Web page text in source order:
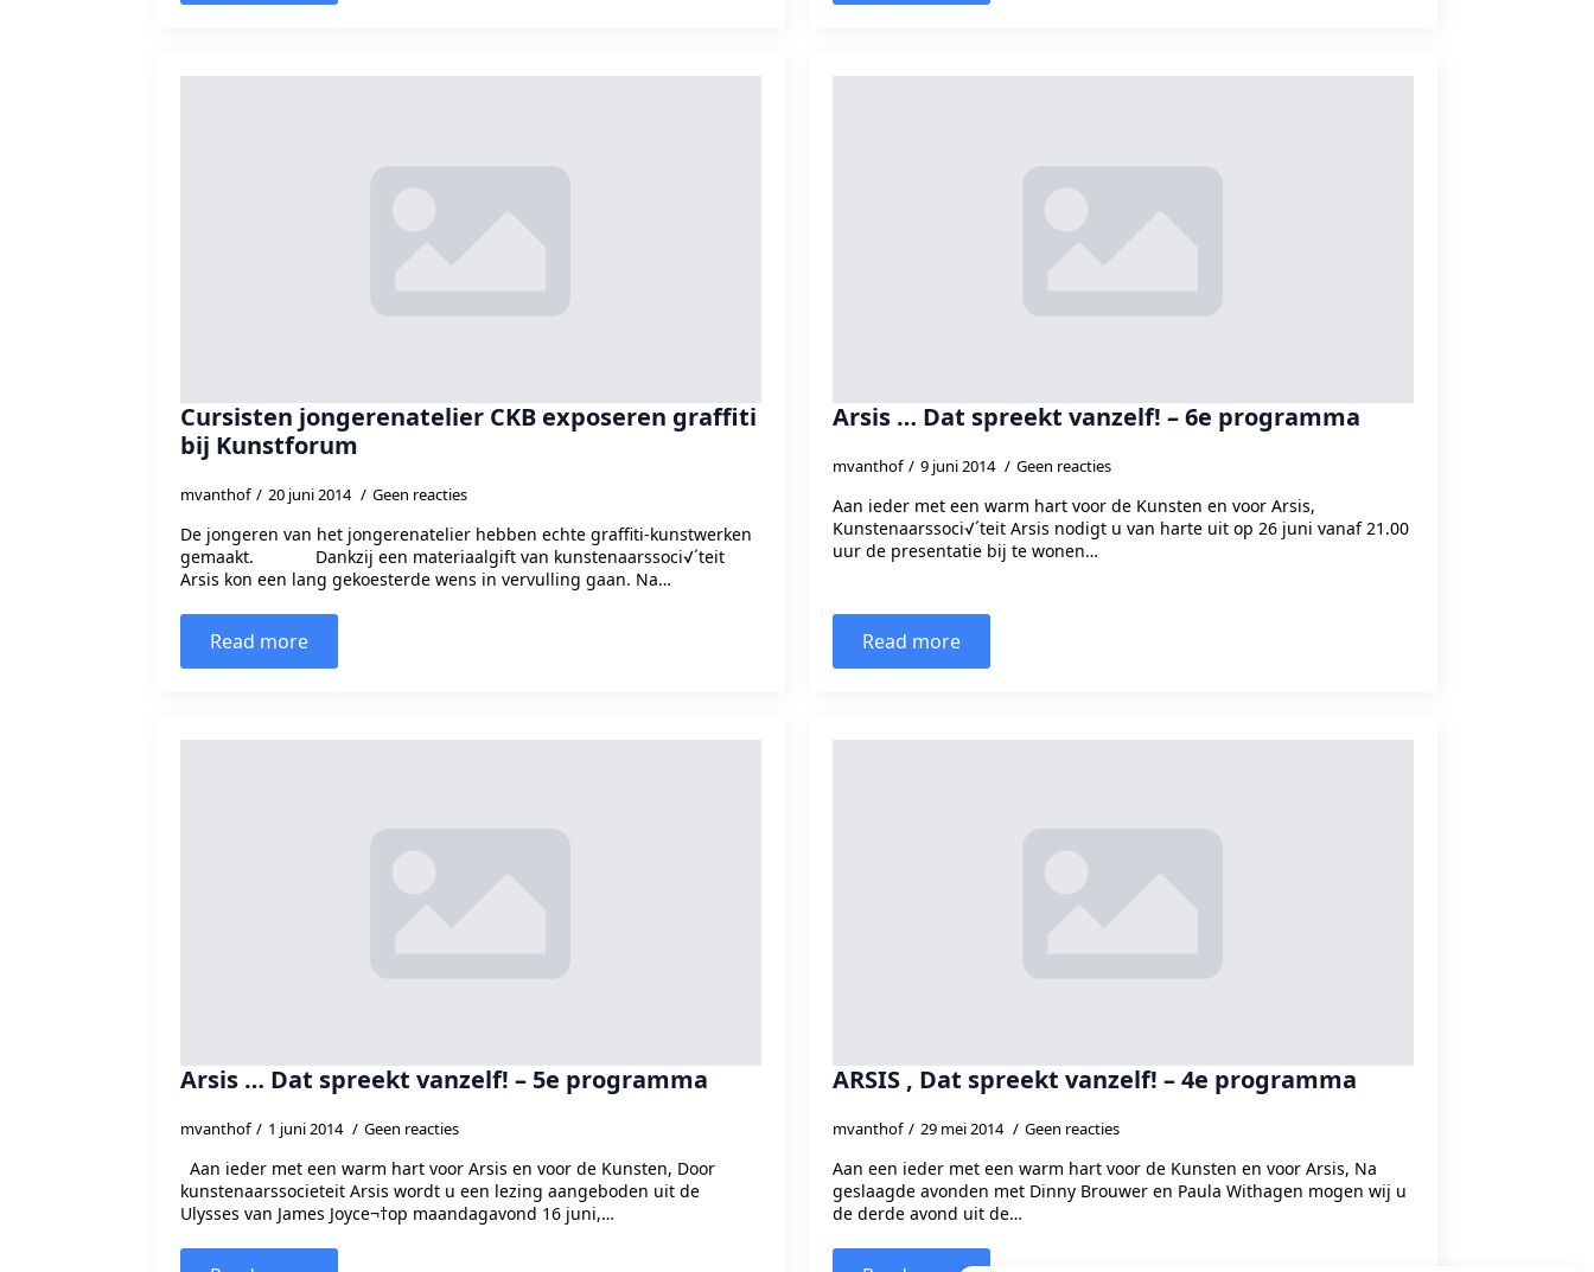
Cursisten jongerenatelier CKB exposeren graffiti
bij Kunstforum
mvanthof 20 juni 2014 Geen reacties
De jongeren van het jongerenatelier hebben echte graffiti-kunstwerken
gemaakt. Dankzij een materiaalgift van kunstenaarssoci√´teit
Arsis kon een lang gekoesterde wens in vervulling gaan. Na…
Read more
Arsis … Dat spreekt vanzelf! – 6e programma
mvanthof 9 juni 2014 Geen reacties
Aan ieder met een warm hart voor de Kunsten en voor Arsis,
Kunstenaarssoci√´teit Arsis nodigt u van harte uit op 26 juni vanaf 21.00
uur de presentatie bij te wonen…
Read more
Arsis … Dat spreekt vanzelf! – 5e programma
mvanthof 1 juni 2014 Geen reacties
Aan ieder met een warm hart voor Arsis en voor de Kunsten, Door
kunstenaarssocieteit Arsis wordt u een lezing aangeboden uit de
Ulysses van James Joyce¬†op maandagavond 16 juni,…
ARSIS ‚ Dat spreekt vanzelf! – 4e programma
mvanthof 29 mei 2014 Geen reacties
Aan een ieder met een warm hart voor de Kunsten en voor Arsis, Na
geslaagde avonden met Dinny Brouwer en Paula Withagen mogen wij u
de derde avond uit de…